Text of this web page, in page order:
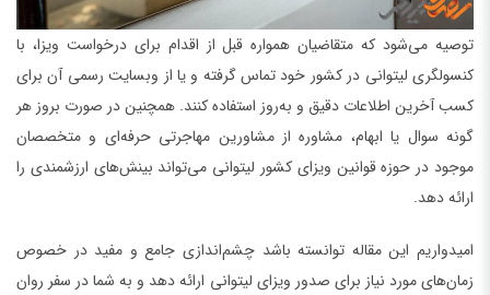
توصیه می‌شود که متقاضیان همواره قبل از اقدام برای درخواست ویزا، با
کنسولگری لیتوانی در کشور خود تماس گرفته و یا از وبسایت رسمی آن برای
کسب آخرین اطلاعات دقیق و به‌روز استفاده کنند. همچنین در صورت بروز هر
گونه سوال یا ابهام، مشاوره از مشاورین مهاجرتی حرفه‌ای و متخصصان
موجود در حوزه قوانین ویزای کشور لیتوانی می‌تواند بینش‌های ارزشمندی را
ارائه دهد.
امیدواریم این مقاله توانسته باشد چشم‌اندازی جامع و مفید در خصوص
زمان‌های مورد نیاز برای صدور ویزای لیتوانی ارائه دهد و به شما در سفر روان